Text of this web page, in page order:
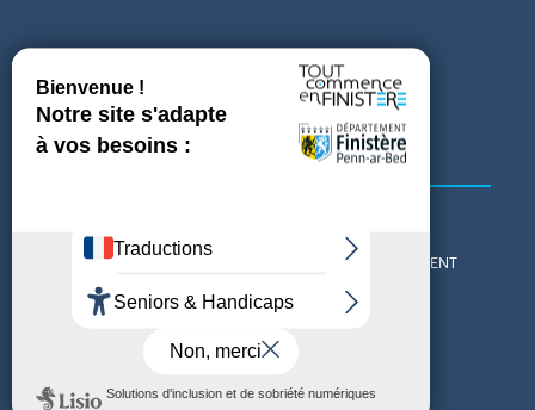
Follow us
COMING TO FINISTÈRE
GET IN TOUCH
WHO ARE WE?
THE FINISTÈRE DEPARTMENT
DOWNLOAD MAPS AND
THEMED GUIDES
TOURIST OFFICES
ACCESSIBILITY DECLARATION PRIVACY POLICY